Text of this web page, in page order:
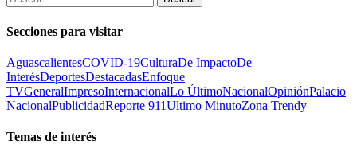
Secciones para visitar
AguascalientesCOVID-19CulturaDe ImpactoDe
InterésDeportesDestacadasEnfoque
TVGeneralImpresoInternacionalLo ÚltimoNacionalOpiniónPalacio
NacionalPublicidadReporte 911Ultimo MinutoZona Trendy
Temas de interés